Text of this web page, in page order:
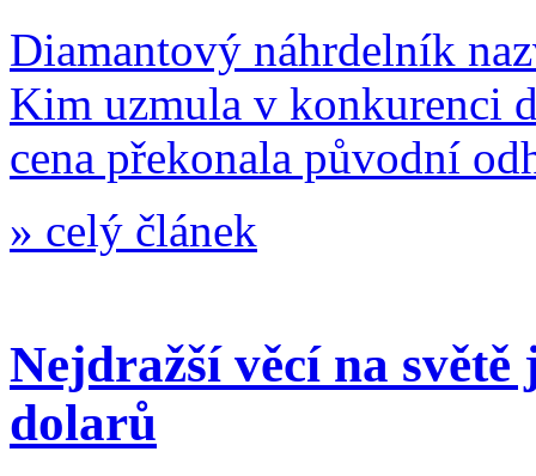
Diamantový náhrdelník
Kim uzmula v konkurenci
cena překonala původní
» celý článek
Nejdražší věcí na
dolarů